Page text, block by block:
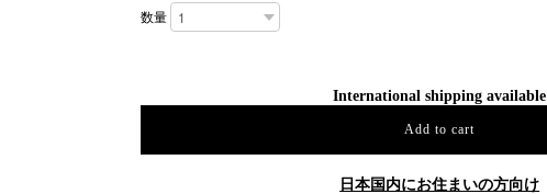
数量
International shipping available
Add to cart
日本国内にお住まいの方向け